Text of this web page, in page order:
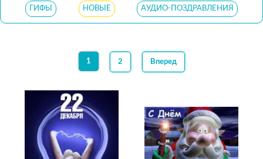
ГИФЫ НОВЫЕ АУДИО-ПОЗДРАВЛЕНИЯ
1 2 Вперед